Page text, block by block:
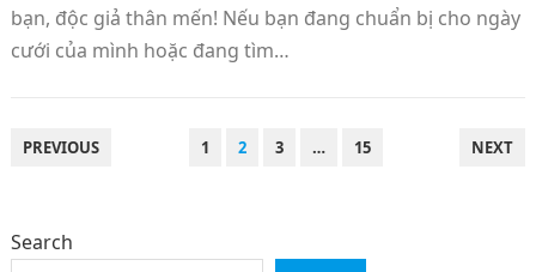
bạn, độc giả thân mến! Nếu bạn đang chuẩn bị cho ngày
cưới của mình hoặc đang tìm…
POSTS
PREVIOUS 1 2 3 … 15 NEXT
Search